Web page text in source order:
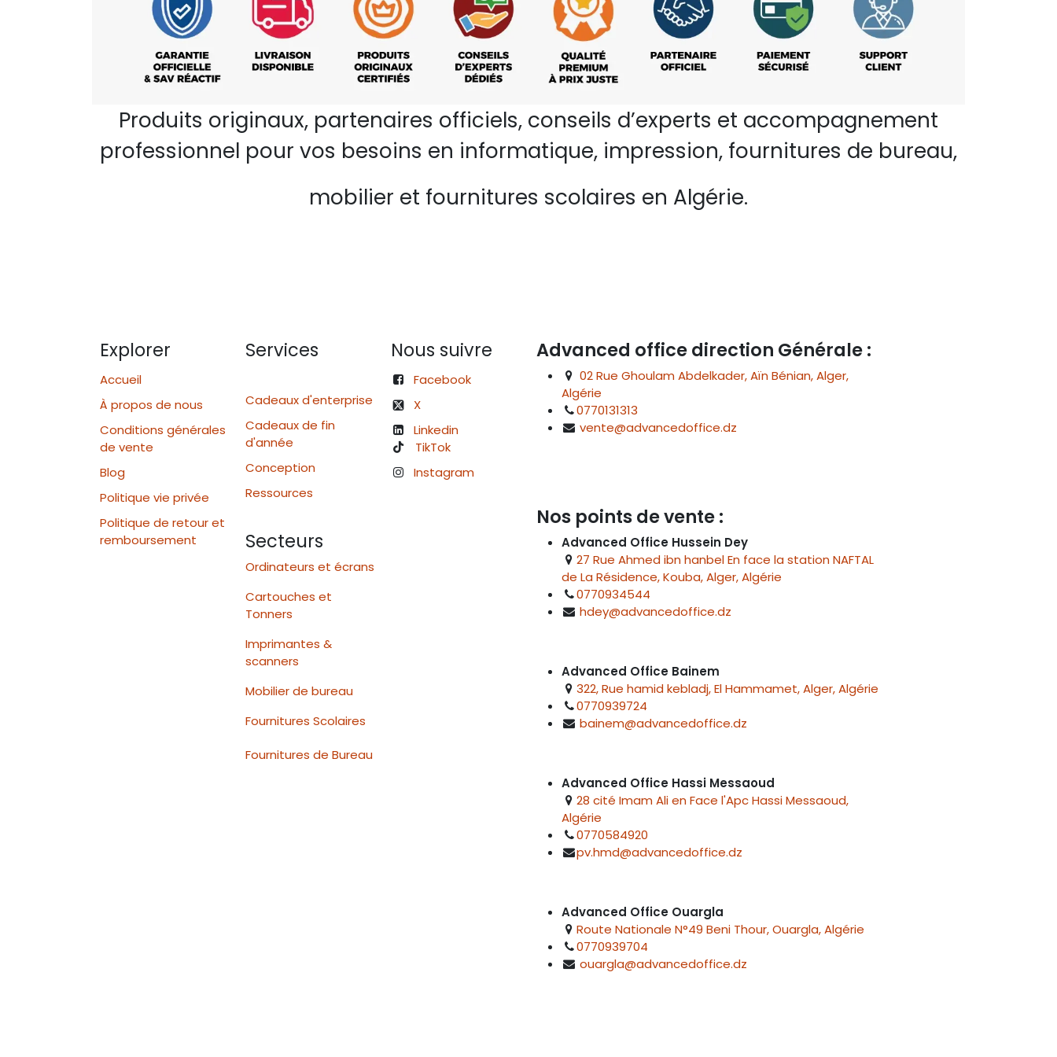
Produits originaux, partenaires officiels, conseils d’experts et accompagnement
professionnel pour vos besoins en informatique, impression, fournitures de bureau,
mobilier et fournitures scolaires en Algérie.
Explorer
Accueil
À propos de nous
Conditions générales
de vente
Blog
Politique vie privée
Politique de retour et
remboursement
Services
Cadeaux d'enterprise
Cadeaux de fin
d'année
Conception
Ressources
Secteurs
Ordinateurs et écrans
Cartouches et
Tonners
Imprimantes &
scanners
Mobilier de bureau
Fournitures Scolaires
Fournitures de Bureau
Nous suivre
Facebook
X
Linkedin
TikTok
Instagram
Advanced office direction Générale :
02 Rue Ghoulam Abdelkader, Aïn Bénian, Alger,
Algérie
0770131313
vente@advancedoffice.dz
Nos points de vente :
Advanced Office Hussein Dey
27 Rue Ahmed ibn hanbel En face la station NAFTAL
de La Résidence, Kouba, Alger, Algérie
0770934544
hdey@advancedoffice.dz
Advanced Office Bainem
322, Rue hamid kebladj, El Hammamet, Alger, Algérie
0770939724
bainem@advancedoffice.dz
Advanced Office Hassi Messaoud
28 cité Imam Ali en Face l'Apc Hassi Messaoud,
Algérie
0770584920
pv.hmd@advancedoffice.dz
Advanced Office Ouargla
Route Nationale N°49 Beni Thour, Ouargla, Algérie
0770939704
ouargla@advancedoffice.dz